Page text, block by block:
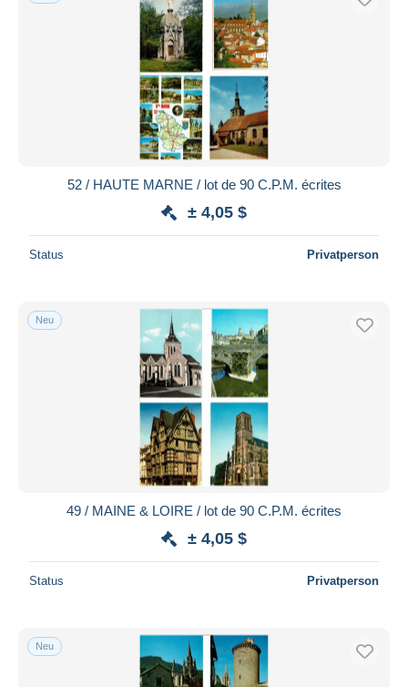
52 / HAUTE MARNE / lot de 90 C.P.M. écrites
± 4,05 $
Status Privatperson
Neu
49 / MAINE & LOIRE / lot de 90 C.P.M. écrites
± 4,05 $
Status Privatperson
Neu